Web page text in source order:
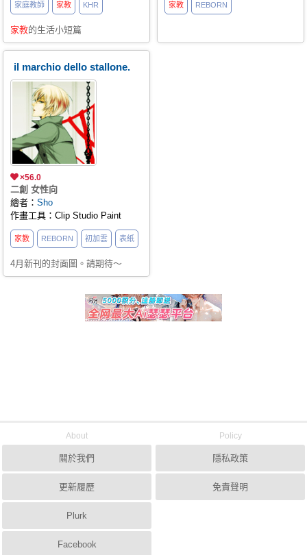
家庭教師 家教 KHR
家教的生活小短篇
家教 REBORN
il marchio dello stallone.
×56.0
二創 女性向
繪者：Sho
作畫工具：Clip Studio Paint
家教 REBORN 初加雲 表紙
4月新刊的封面圖。請期待～
About
關於我們
更新履歷
Plurk
Facebook
Policy
隱私政策
免責聲明